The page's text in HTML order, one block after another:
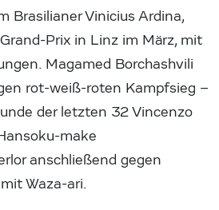
Brasilianer Vinicius Ardina,
Prix in Linz im März, mit
Magamed Borchashvili
rot-weiß-roten Kampfsieg –
der letzten 32 Vincenzo
make
anschließend gegen
Waza-ari.